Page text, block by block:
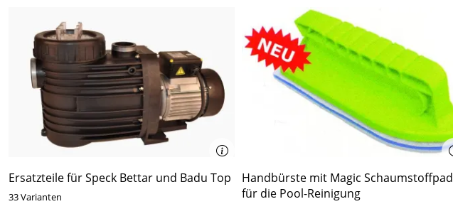
Ersatzteile für Speck Bettar und Badu Top
33 Varianten
Handbürste mit Magic Schaumstoffpad
für die Pool-Reinigung